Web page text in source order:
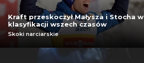
Kraft przeskoczył Małysza i Stocha w
klasyfikacji wszech czasów
Skoki narciarskie